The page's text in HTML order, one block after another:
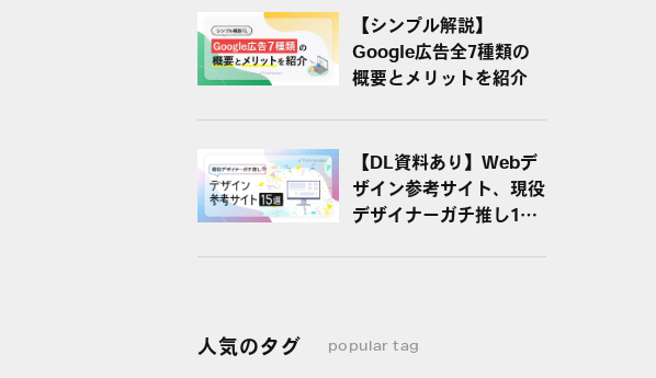
【シンプル解説】
Google広告全7種類の
概要とメリットを紹介
【DL資料あり】Webデ
ザイン参考サイト、現役
デザイナーガチ推し15
人気のタグ popular tag